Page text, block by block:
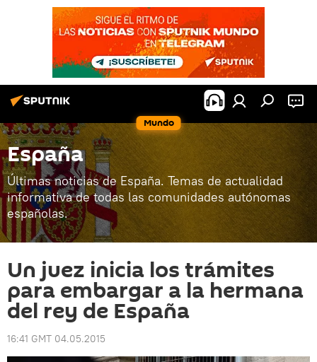
Mundo
España
Últimas noticias de España. Temas de actualidad
informativa de todas las comunidades autónomas
españolas.
Un juez inicia los trámites
para embargar a la hermana
del rey de España
16:41 GMT 04.05.2015